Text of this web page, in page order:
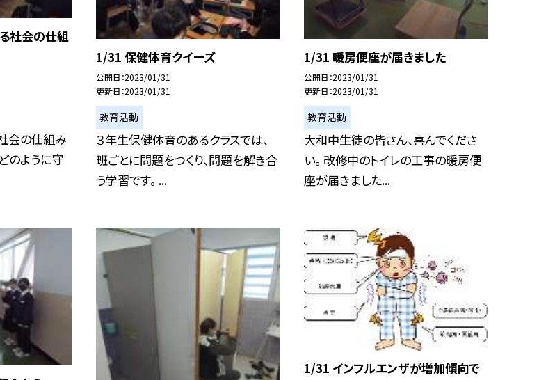
社会の仕組
会の仕組み
のように守
1/31 保健体育クイーズ
公開日 2023/01/31
更新日 2023/01/31
教育活動
３年生保健体育のあるクラスでは、
班ごとに問題をつくり、問題を解き合
う学習です。 ...
1/31 暖房便座が届きました
公開日 2023/01/31
更新日 2023/01/31
教育活動
大和中生徒の皆さん、喜んでくださ
い。 改修中のトイレの工事の暖房便
座が届きました...
1/31 インフルエンザが増加傾向で